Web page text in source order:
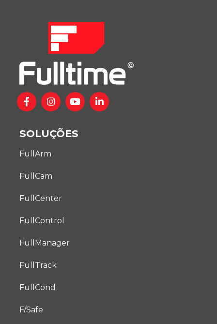
SOLUÇÕES
FullArm
FullCam
FullCenter
FullControl
FullManager
FullTrack
FullCond
F/Safe